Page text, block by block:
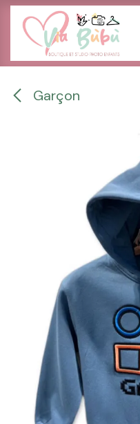
Se rendre au contenu
Garçon